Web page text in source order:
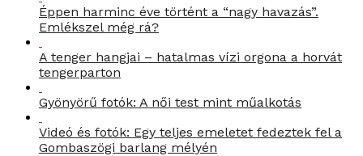
Éppen harminc éve történt a “nagy havazás”.
Emlékszel még rá?
A tenger hangjai – hatalmas vízi orgona a horvát
tengerparton
Gyönyörű fotók: A női test mint műalkotás
Videó és fotók: Egy teljes emeletet fedeztek fel a
Gombaszögi barlang mélyén